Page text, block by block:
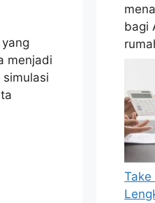
menjadi
bagi
Take